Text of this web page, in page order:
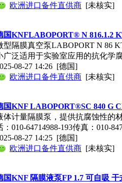
欧洲进口备件直供商 [未核实]
国KNFLABOPORT® N 816.1.2
型隔膜真空泵LABOPORT N 86
广泛适用于实验室应用的抗化学
08-27 14:26 [德国]
欧洲进口备件直供商 [未核实]
国KNF LABOPORT®SC 840 G
体计量隔膜泵，提供抗腐蚀性的
：010-64714988-193传真：010-
08-27 14:25 [德国]
欧洲进口备件直供商 [未核实]
国KNF 隔膜液泵FP 1.7 可自吸